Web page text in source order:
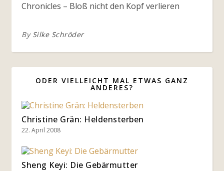
Chronicles – Bloß nicht den Kopf verlieren
By Silke Schröder
ODER VIELLEICHT MAL ETWAS GANZ
ANDERES?
Christine Grän: Heldensterben
22. April 2008
Sheng Keyi: Die Gebärmutter